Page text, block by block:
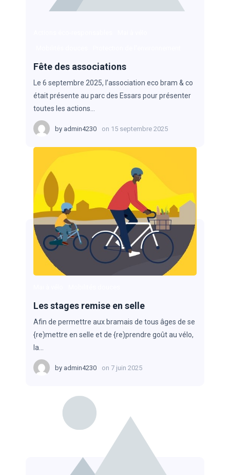
Fête des associations
Le 6 septembre 2025, l’association eco bram & co
était présente au parc des Essars pour présenter
toutes les actions…
by admin4230 on 15 septembre 2025
Les stages remise en selle
Afin de permettre aux bramais de tous âges de se
{re)mettre en selle et de {re)prendre goût au vélo,
la…
by admin4230 on 7 juin 2025